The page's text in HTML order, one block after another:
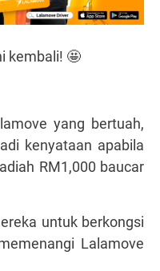
kembali! 🤩
yang bertuah,
kenyataan apabila
RM1,000 baucar
untuk berkongsi
Lalamove